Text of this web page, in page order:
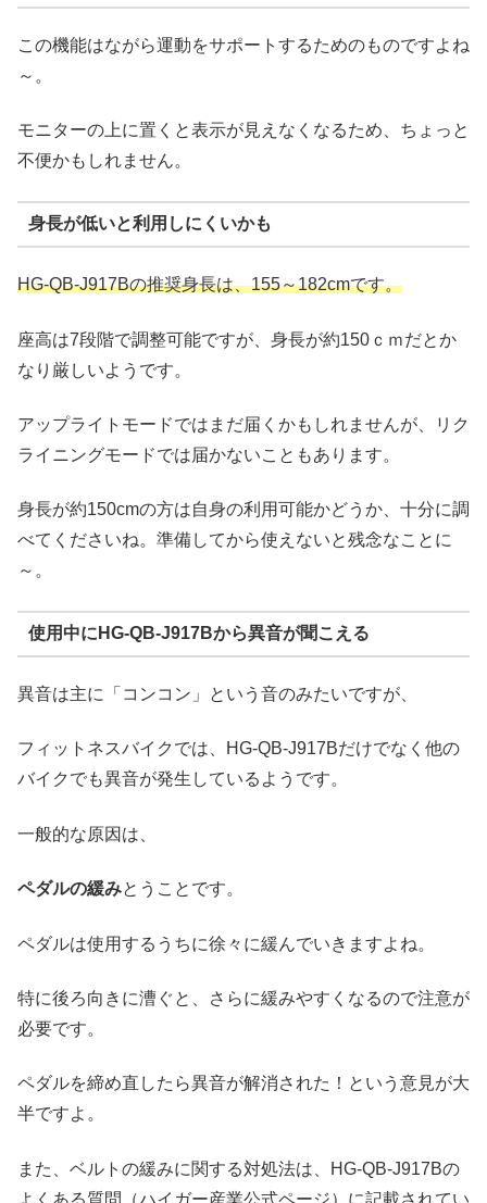
この機能はながら運動をサポートするためのものですよね
～。
モニターの上に置くと表示が見えなくなるため、ちょっと
不便かもしれません。
身長が低いと利用しにくいかも
HG-QB-J917Bの推奨身長は、155～182cmです。
座高は7段階で調整可能ですが、身長が約150ｃｍだとか
なり厳しいようです。
アップライトモードではまだ届くかもしれませんが、リク
ライニングモードでは届かないこともあります。
身長が約150cmの方は自身の利用可能かどうか、十分に調
べてくださいね。準備してから使えないと残念なことに
～。
使用中にHG-QB-J917Bから異音が聞こえる
異音は主に「コンコン」という音のみたいですが、
フィットネスバイクでは、HG-QB-J917Bだけでなく他の
バイクでも異音が発生しているようです。
一般的な原因は、
ペダルの緩みとうことです。
ペダルは使用するうちに徐々に緩んでいきますよね。
特に後ろ向きに漕ぐと、さらに緩みやすくなるので注意が
必要です。
ペダルを締め直したら異音が解消された！という意見が大
半ですよ。
また、ベルトの緩みに関する対処法は、HG-QB-J917Bの
よくある質問（ハイガー産業公式ページ）に記載されてい